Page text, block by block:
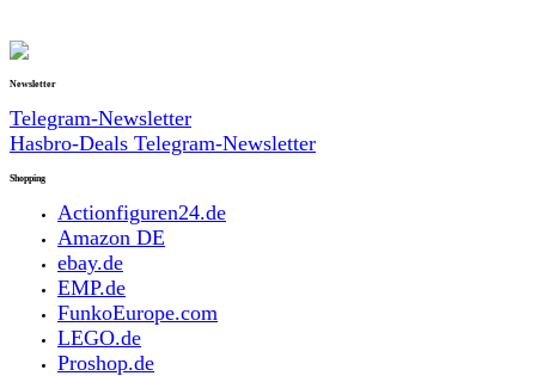
Newsletter
Telegram-Newsletter
Hasbro-Deals Telegram-Newsletter
Shopping
Actionfiguren24.de
Amazon DE
ebay.de
EMP.de
FunkoEurope.com
LEGO.de
Proshop.de